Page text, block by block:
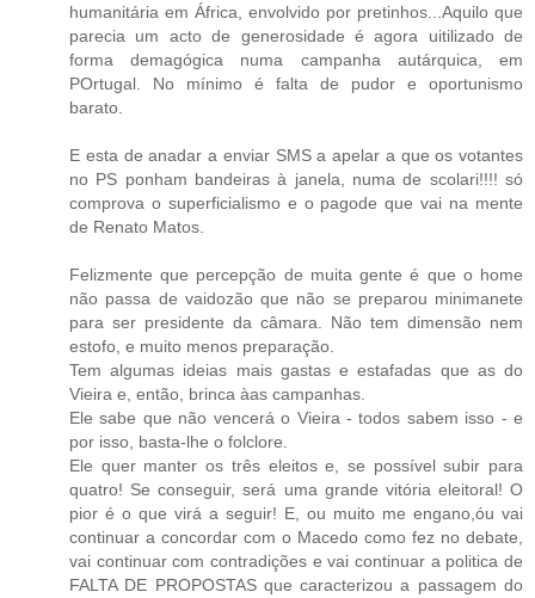
humanitária em África, envolvido por pretinhos...Aquilo que
parecia um acto de generosidade é agora uitilizado de
forma demagógica numa campanha autárquica, em
POrtugal. No mínimo é falta de pudor e oportunismo
barato.
E esta de anadar a enviar SMS a apelar a que os votantes
no PS ponham bandeiras à janela, numa de scolari!!!! só
comprova o superficialismo e o pagode que vai na mente
de Renato Matos.
Felizmente que percepção de muita gente é que o home
não passa de vaidozão que não se preparou minimanete
para ser presidente da câmara. Não tem dimensão nem
estofo, e muito menos preparação.
Tem algumas ideias mais gastas e estafadas que as do
Vieira e, então, brinca àas campanhas.
Ele sabe que não vencerá o Vieira - todos sabem isso - e
por isso, basta-lhe o folclore.
Ele quer manter os três eleitos e, se possível subir para
quatro! Se conseguir, será uma grande vitória eleitoral! O
pior é o que virá a seguir! E, ou muito me engano,óu vai
continuar a concordar com o Macedo como fez no debate,
vai continuar com contradições e vai continuar a politica de
FALTA DE PROPOSTAS que caracterizou a passagem do